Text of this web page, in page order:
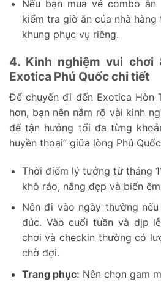
Nếu bạn mua vé combo
kiểm tra giờ ăn của nhà
khung phục vụ riêng.
4. Kinh nghiệm vui chơi
Exotica Phú Quốc chi tiết
Để chuyến đi đến Exotica Hòn
hơn, bạn nên nắm rõ vài kinh
để tận hưởng tối đa từng
huyền thoại” giữa lòng Phú
Thời điểm lý tưởng từ tháng
khô ráo, nắng đẹp và biển
Nên đi vào ngày thường
đúc. Vào cuối tuần và dịp
chơi và checkin thường có
chờ đợi.
Trang phục: Nên chọn gam